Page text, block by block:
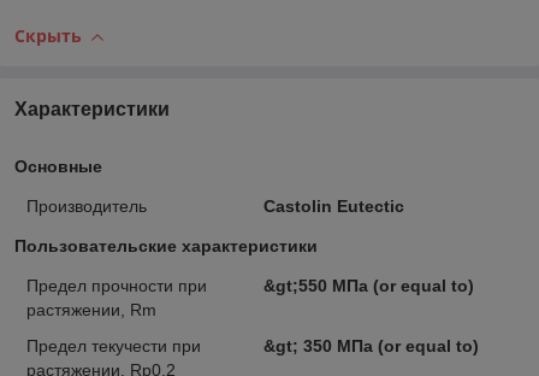
Скрыть
Характеристики
Основные
Производитель Castolin Eutectic
Пользовательские характеристики
Предел прочности при
растяжении, Rm
&gt;550 МПа (or equal to)
Предел текучести при
растяжении, Rр0.2
&gt; 350 MПа (or equal to)